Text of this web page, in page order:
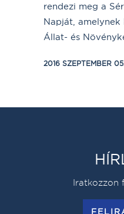
rendezi meg a
Napját, amelynek
Állat- és
2016 SZEPTEMBER
Iratkozzon